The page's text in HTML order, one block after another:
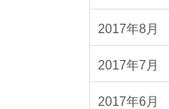
2017年8月
2017年7月
2017年6月